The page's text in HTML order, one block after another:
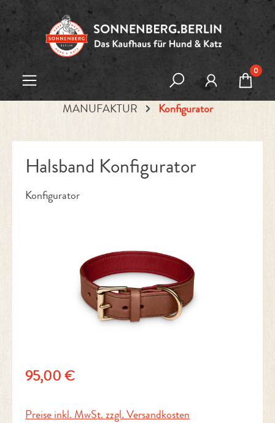
Zum Hauptinhalt springen
0
MANUFAKTUR Konfigurator
Halsband Konfigurator
Konfigurator
Regulärer Preis:
95,00 €
Preise inkl. MwSt. zzgl. Versandkosten